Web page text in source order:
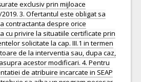
exclusiv prin mijloace
3. Ofertantul este obligat sa
contractanta despre orice
cu privire la situatiile certificate prin
solicitate la cap. III.1 in termen
de la interventia sau, dupa caz,
acestor modificari. 4. Pentru
de atribuire incarcate in SEAP